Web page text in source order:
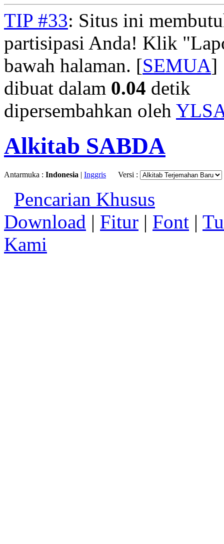
TIP #33: Situs ini
partisipasi Anda! Klik
bawah halaman. [SEMUA]
dibuat dalam 0.04 detik
dipersembahkan oleh
Alkitab SABDA
Antarmuka : Indonesia | Inggris Versi :
Pencarian Khusus
Download | Fitur | Font |
Kami